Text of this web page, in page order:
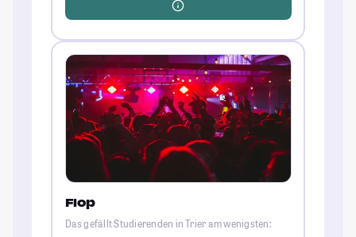
Flop
Das gefällt Studierenden in Trier am wenigsten: